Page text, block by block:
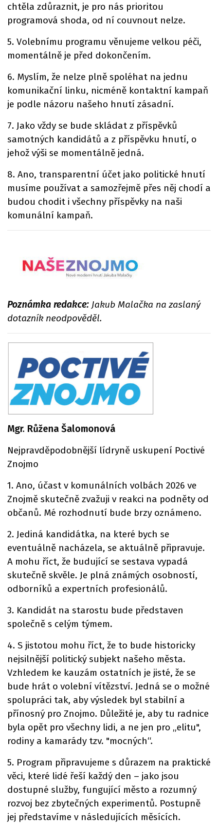
chtěla zdůraznit, je pro nás prioritou
programová shoda, od ní couvnout nelze.
5. Volebnímu programu věnujeme velkou péči,
momentálně je před dokončením.
6. Myslím, že nelze plně spoléhat na jednu
komunikační linku, nicméně kontaktní kampaň
je podle názoru našeho hnutí zásadní.
7. Jako vždy se bude skládat z příspěvků
samotných kandidátů a z příspěvku hnutí, o
jehož výši se momentálně jedná.
8. Ano, transparentní účet jako politické hnutí
musíme používat a samozřejmě přes něj chodí a
budou chodit i všechny příspěvky na naši
komunální kampaň.
Poznámka redakce: Jakub Malačka na zaslaný
dotazník neodpověděl.
Mgr. Růžena Šalomonová
Nejpravděpodobnější lídryně uskupení Poctivé
Znojmo
1. Ano, účast v komunálních volbách 2026 ve
Znojmě skutečně zvažuji v reakci na podněty od
občanů. Mé rozhodnutí bude brzy oznámeno.
2. Jediná kandidátka, na které bych se
eventuálně nacházela, se aktuálně připravuje.
A mohu říct, že budující se sestava vypadá
skutečně skvěle. Je plná známých osobností,
odborníků a expertních profesionálů.
3. Kandidát na starostu bude představen
společně s celým týmem.
4. S jistotou mohu říct, že to bude historicky
nejsilnější politický subjekt našeho města.
Vzhledem ke kauzám ostatních je jisté, že se
bude hrát o volební vítězství. Jedná se o možné
spolupráci tak, aby výsledek byl stabilní a
přínosný pro Znojmo. Důležité je, aby tu radnice
byla opět pro všechny lidi, a ne jen pro „elitu",
rodiny a kamarády tzv. "mocných“.
5. Program připravujeme s důrazem na praktické
věci, které lidé řeší každý den – jako jsou
dostupné služby, fungující město a rozumný
rozvoj bez zbytečných experimentů. Postupně
jej představíme v následujících měsících.